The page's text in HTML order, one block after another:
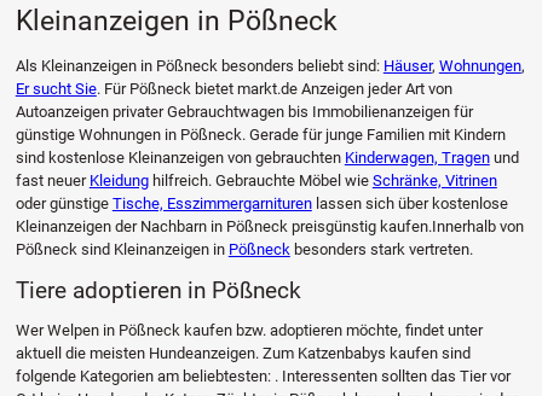
Kleinanzeigen in Pößneck
Als Kleinanzeigen in Pößneck besonders beliebt sind: Häuser, Wohnungen,
Er sucht Sie. Für Pößneck bietet markt.de Anzeigen jeder Art von
Autoanzeigen privater Gebrauchtwagen bis Immobilienanzeigen für
günstige Wohnungen in Pößneck. Gerade für junge Familien mit Kindern
sind kostenlose Kleinanzeigen von gebrauchten Kinderwagen, Tragenund
fast neuer Kleidunghilfreich. Gebrauchte Möbel wie Schränke, Vitrinen
oder günstige Tische, Esszimmergarniturenlassen sich über kostenlose
Kleinanzeigen der Nachbarn in Pößneck preisgünstig kaufen.Innerhalb von
Pößneck sind Kleinanzeigen in Pößneckbesonders stark vertreten.
Tiere adoptieren in Pößneck
Wer Welpen in Pößneck kaufen bzw. adoptieren möchte, findet unter
aktuell die meisten Hundeanzeigen. Zum Katzenbabys kaufen sind
folgende Kategorien am beliebtesten: . Interessenten sollten das Tier vor